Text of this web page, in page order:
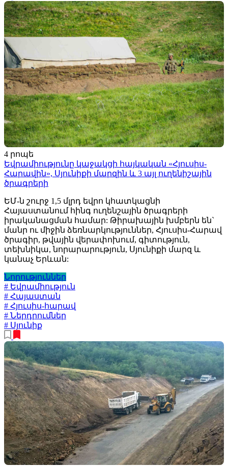
4 րոպե
Եվրամիությունը կաջակցի հայկական «Հյուսիս-
Հարավին», Սյունիքի մարզին և 3 այլ ուղենիշային
ծրագրերի
ԵՄ-ն շուրջ 1,5 մլրդ եվրո կհատկացնի
Հայաստանում հինգ ուղենշային ծրագրերի
իրականացման համար: Թիրախային խմբերն են`
մանր ու միջին ձեռնարկություններ, Հյուսիս-Հարավ
ծրագիր, թվային վերափոխում, գիտություն,
տեխնիկա, նորարարություն, Սյունիքի մարզ և
կանաչ Երևան:
Նորություններ
# Եվրամիություն
# Հայաստան
# Հյուսիս-հարավ
# Ներդրումներ
# Սյունիք